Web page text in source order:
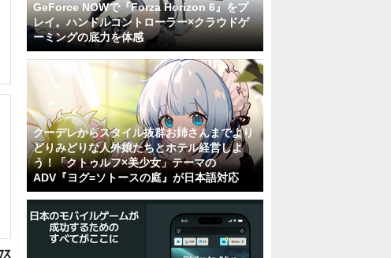
GeForce NOWで『Forza Horizon 6』をプ
レイ。ハンドルコントローラー×クラウドゲ
ーミングの底力を体感
クーデレからスタイル抜群お姉さんまでより
どりみどりな人外娘たちとホテル経営しよ
う！「クトゥルフ×美少女」テーマの
ADV『ヨグ=ソトースの庭』が日本語対応